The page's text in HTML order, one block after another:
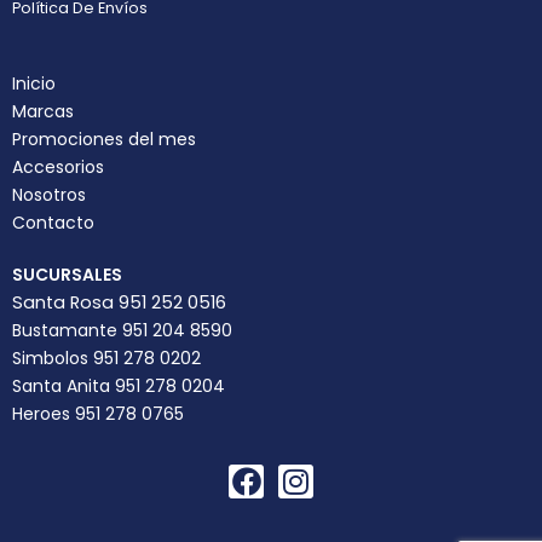
Política De Envíos
Inicio
Marcas
Promociones del mes
Accesorios
Nosotros
Contacto
SUCURSALES
Santa Rosa 951 252 0516
Bustamante 951 204 8590
Simbolos 951 278 0202
Santa Anita 951 278 0204
Heroes 951 278 0765